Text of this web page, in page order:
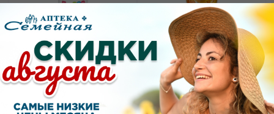
от 564.86₽
Леовит кисель
очищающий банка 400г
от 567.76₽
Леовит кисель
желудочный
нейтральный банка
400г